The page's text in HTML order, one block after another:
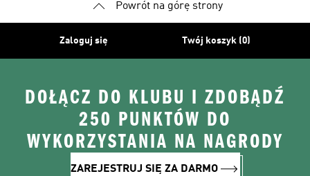
Powrót na górę strony
Zaloguj się Twój koszyk (0)
DOŁĄCZ DO KLUBU I ZDOBĄDŹ
250 PUNKTÓW DO
WYKORZYSTANIA NA NAGRODY
ZAREJESTRUJ SIĘ ZA DARMO